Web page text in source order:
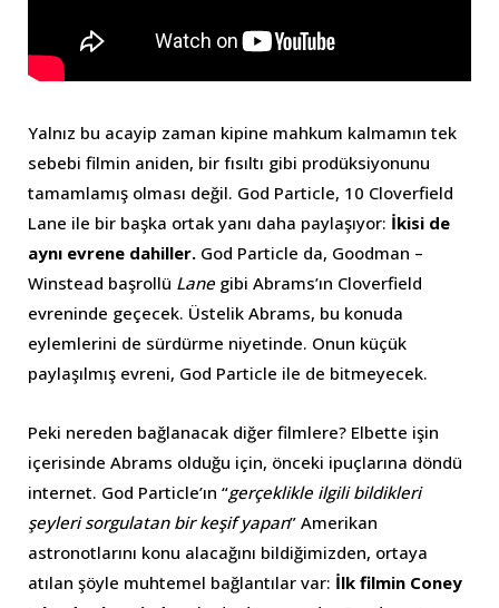
Yalnız bu acayip zaman kipine mahkum kalmamın tek
sebebi filmin aniden, bir fısıltı gibi prodüksiyonunu
tamamlamış olması değil. God Particle, 10 Cloverfield
Lane ile bir başka ortak yanı daha paylaşıyor: İkisi de
aynı evrene dahiller. God Particle da, Goodman –
Winstead başrollü Lane gibi Abrams’ın Cloverfield
evreninde geçecek. Üstelik Abrams, bu konuda
eylemlerini de sürdürme niyetinde. Onun küçük
paylaşılmış evreni, God Particle ile de bitmeyecek.
Peki nereden bağlanacak diğer filmlere? Elbette işin
içerisinde Abrams olduğu için, önceki ipuçlarına döndü
internet. God Particle’ın “gerçeklikle ilgili bildikleri
şeyleri sorgulatan bir keşif yapan” Amerikan
astronotlarını konu alacağını bildiğimizden, ortaya
atılan şöyle muhtemel bağlantılar var: İlk filmin Coney